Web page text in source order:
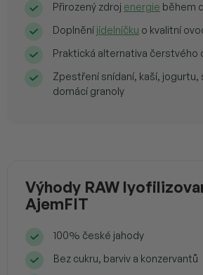
Přirozený zdroj energie během
Doplnění jídelníčku o kvalitní
Praktická alternativa čerstvého
Zpestření snídaní, kaší, jogurtu,
domácí granoly
Výhody RAW
AjemFIT
100% české jahody
Bez cukru, barviv a konzervantů